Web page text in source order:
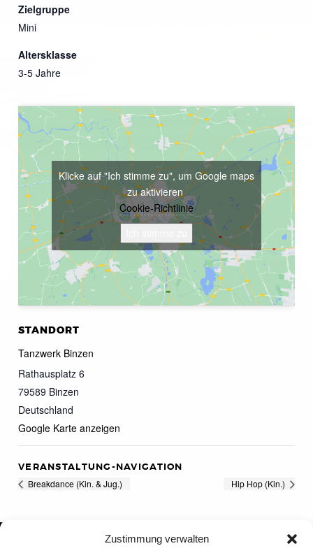
Zustimmung verwalten
Zielgruppe
Mini
Altersklasse
3-5 Jahre
STANDORT
Tanzwerk Binzen
Rathausplatz 6
79589 Binzen
Deutschland
Google Karte anzeigen
Klicke auf "Ich stimme zu", um Google maps
zu aktivieren
Cookie-Richtlinie
VERANSTALTUNG-NAVIGATION
Breakdance (Kin. & Jug.) Hip Hop (Kin.)